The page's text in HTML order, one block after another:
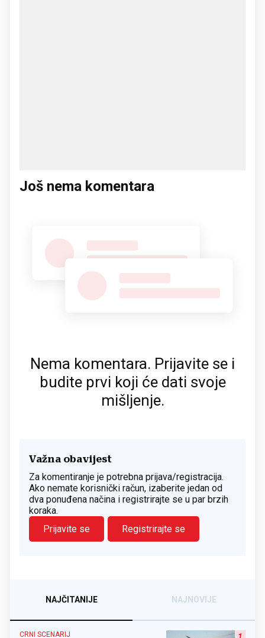
Još nema komentara
Nema komentara. Prijavite se i
budite prvi koji će dati svoje
mišljenje.
Važna obavijest
Za komentiranje je potrebna prijava/registracija.
Ako nemate korisnički račun, izaberite jedan od
dva ponuđena načina i registrirajte se u par brzih
koraka.
Prijavite se
Registrirajte se
NAJČITANIJE NAJNOVIJE
CRNI SCENARIJ